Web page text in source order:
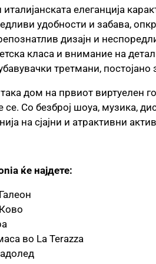
италијанската елеганција
удобности и забава,
дизајн и
класа и внимание на
третмани,
дом на првиот виртуелен
се. Со безброј шоуа, музика,
на сјајни и атрактивни
ќе најдете:
во La Terazza